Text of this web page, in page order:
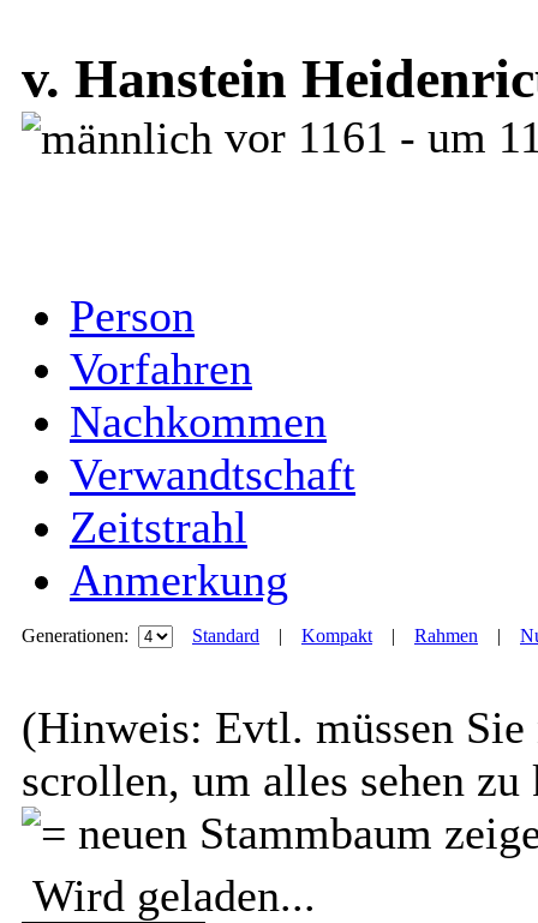
v. Hanstein
vor 1161 - um
Person
Vorfahren
Nachkommen
Verwandtschaft
Zeitstrahl
Anmerkung
Generationen: Standard | Kompakt| Rahmen |
(Hinweis: Evtl. müssen Sie
scrollen, um alles sehen
Wird geladen...